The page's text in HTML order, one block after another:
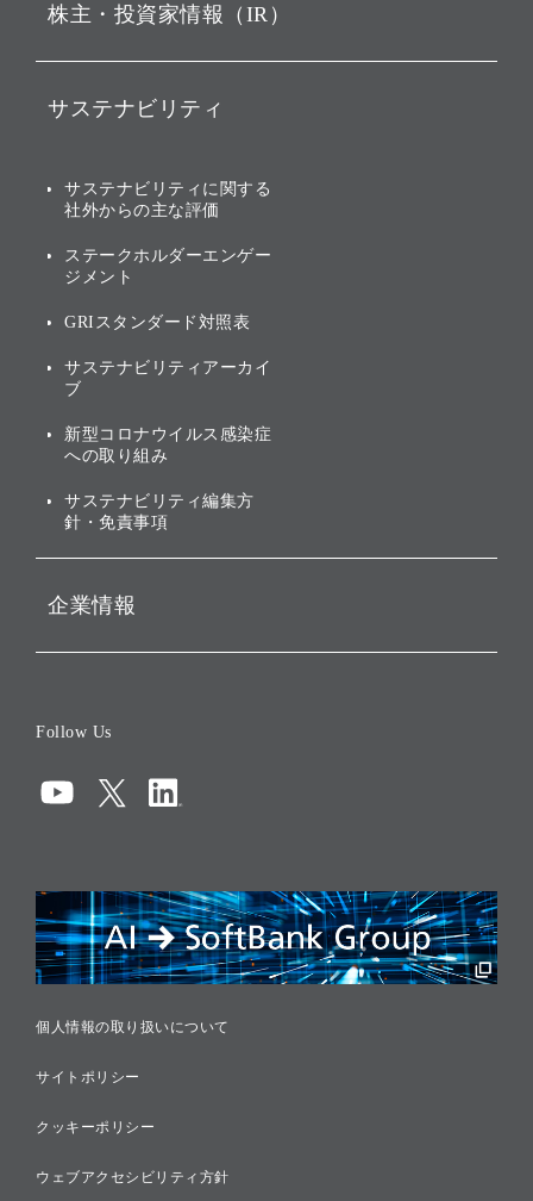
戦略
バリュー
ソフトバンクグループの歩
[AI] What dreams are made
ソフトバンク・ビジョン・
その他
グループ企業一覧
株主・投資家情報（IR）
IRカレンダー
業績・財務
アニュアルレポート
株主・投資家情報（IR）に
サステナビリティ
トップメッセージ
サステナビリティの考え方
ガバナンス
投資先のサステナビリティ
サステナビリティに関する
社外からの主な評価
ステークホルダーエンゲー
ジメント
GRIスタンダード対照表
サステナビリティアーカイ
ブ
新型コロナウイルス感染症
への取り組み
サステナビリティ編集方
針・免責事項
企業情報
コンプライアンス
リスクマネジメント
税務に対する取り組み
採用情報
Follow Us
個人情報の取り扱いについて
サイトポリシー
クッキーポリシー
ウェブアクセシビリティ方針